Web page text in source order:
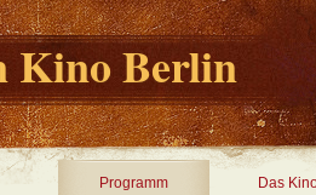
Kino Berlin
Programm Das